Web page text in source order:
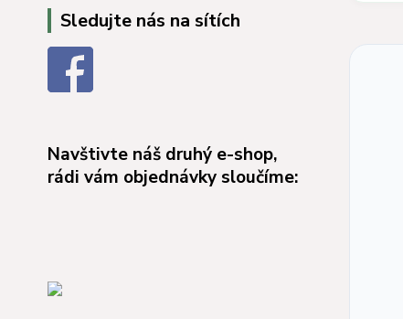
Sledujte nás na sítích
Navštivte náš druhý e-shop,
rádi vám objednávky sloučíme: